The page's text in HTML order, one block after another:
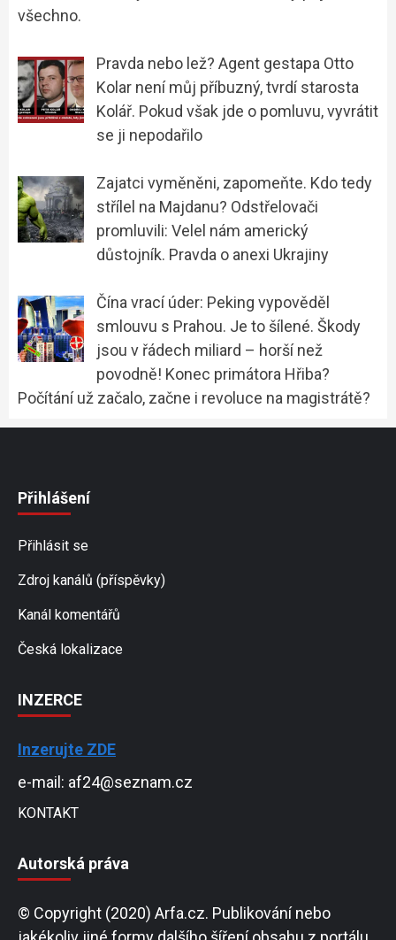
všechno.
Pravda nebo lež? Agent gestapa Otto
Kolar není můj příbuzný, tvrdí starosta
Kolář. Pokud však jde o pomluvu, vyvrátit
se ji nepodařilo
Zajatci vyměněni, zapomeňte. Kdo tedy
střílel na Majdanu? Odstřelovači
promluvili: Velel nám americký
důstojník. Pravda o anexi Ukrajiny
Čína vrací úder: Peking vypověděl
smlouvu s Prahou. Je to šílené. Škody
jsou v řádech miliard – horší než
povodně! Konec primátora Hřiba?
Počítání už začalo, začne i revoluce na magistrátě?
Přihlášení
Přihlásit se
Zdroj kanálů (příspěvky)
Kanál komentářů
Česká lokalizace
INZERCE
Inzerujte ZDE
e-mail: af24@seznam.cz
KONTAKT
Autorská práva
© Copyright (2020) Arfa.cz. Publikování nebo